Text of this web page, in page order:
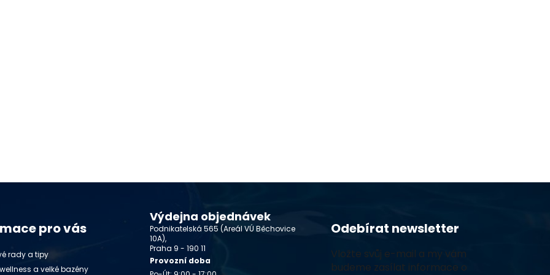
pro vás
rady a tipy
a velké bazény
Výdejna objednávek
Podnikatelská 565 (Areál VÚ Běchovice
10A),
Praha 9 - 190 11
Provozní doba
Odebírat newsletter
Vložte svůj e-mail a my vám
budeme zasílat informace o